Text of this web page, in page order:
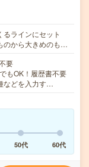
ラインにセット
のから大きめのも…
要
もOK！履歴書不要
などを入力す…
50代 60代